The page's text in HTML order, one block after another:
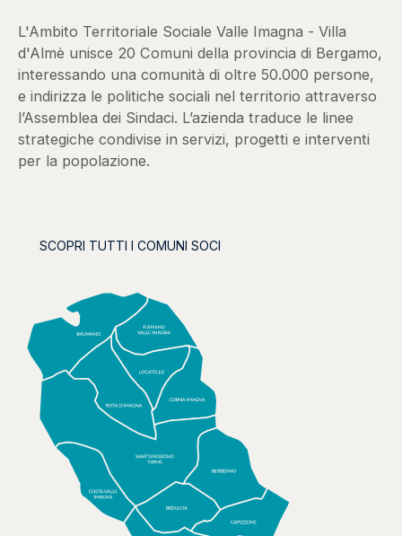
L'Ambito Territoriale Sociale Valle Imagna - Villa
d'Almè unisce 20 Comuni della provincia di Bergamo,
interessando una comunità di oltre 50.000 persone,
e indirizza le politiche sociali nel territorio attraverso
l’Assemblea dei Sindaci. L’azienda traduce le linee
strategiche condivise in servizi, progetti e interventi
per la popolazione.
SCOPRI TUTTI I COMUNI SOCI